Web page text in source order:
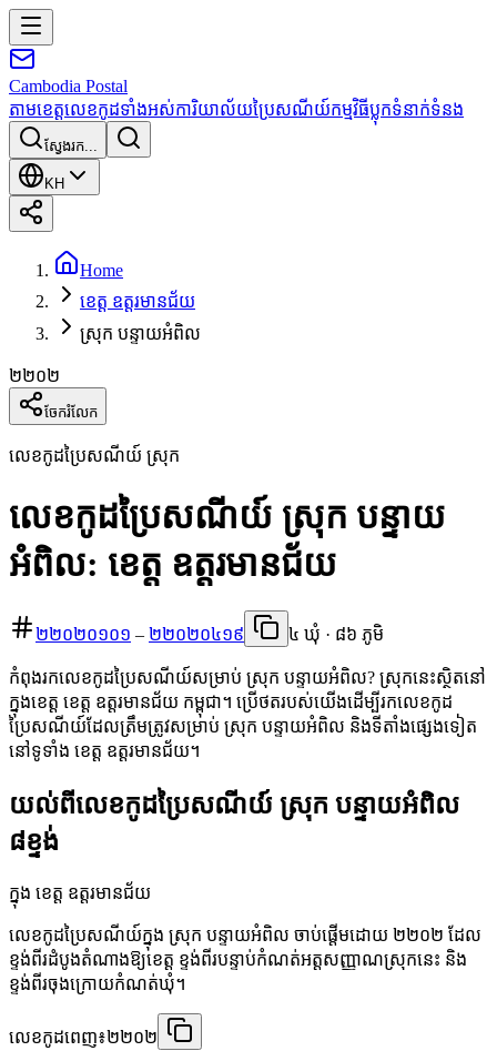
Cambodia Postal
តាមខេត្តលេខកូដទាំងអស់ការិយាល័យប្រៃសណីយ៍កម្មវិធីប្លុកទំនាក់ទំនង
ស្វែងរក...
KH
Home
ខេត្ត ឧត្តរមានជ័យ
ស្រុក បន្ទាយអំពិល
២២០២
ចែករំលែក
លេខកូដប្រៃសណីយ៍ ស្រុក
លេខកូដប្រៃសណីយ៍ ស្រុក បន្ទាយ
អំពិល: ខេត្ត ឧត្តរមានជ័យ
២២០២០១០១ – ២២០២០៤១៩ ៤ ឃុំ · ៨៦ ភូមិ
កំពុងរកលេខកូដប្រៃសណីយ៍សម្រាប់ ស្រុក បន្ទាយអំពិល? ស្រុកនេះស្ថិតនៅ
ក្នុងខេត្ត ខេត្ត ឧត្តរមានជ័យ កម្ពុជា។ ប្រើថតរបស់យើងដើម្បីរកលេខកូដ
ប្រៃសណីយ៍ដែលត្រឹមត្រូវសម្រាប់ ស្រុក បន្ទាយអំពិល និងទីតាំងផ្សេងទៀត
នៅទូទាំង ខេត្ត ឧត្តរមានជ័យ។
យល់ពីលេខកូដប្រៃសណីយ៍ ស្រុក បន្ទាយអំពិល
៨ខ្ទង់
ក្នុង ខេត្ត ឧត្តរមានជ័យ
លេខកូដប្រៃសណីយ៍ក្នុង ស្រុក បន្ទាយអំពិល ចាប់ផ្តើមដោយ ២២០២ ដែល
ខ្ទង់ពីរដំបូងតំណាងឱ្យខេត្ត ខ្ទង់ពីរបន្ទាប់កំណត់អត្តសញ្ញាណស្រុកនេះ និង
ខ្ទង់ពីរចុងក្រោយកំណត់ឃុំ។
លេខកូដពេញ៖២២០២